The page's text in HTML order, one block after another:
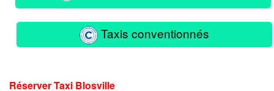
Taxis conventionnés
Réserver Taxi Blosville